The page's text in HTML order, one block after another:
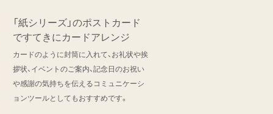
「紙シリーズ」のポストカード
ですてきにカードアレンジ
カードのように封筒に入れて、お礼状や挨
拶状、イベントのご案内、記念日のお祝い
や感謝の気持ちを伝えるコミュニケーシ
ョンツールとしてもおすすめです。